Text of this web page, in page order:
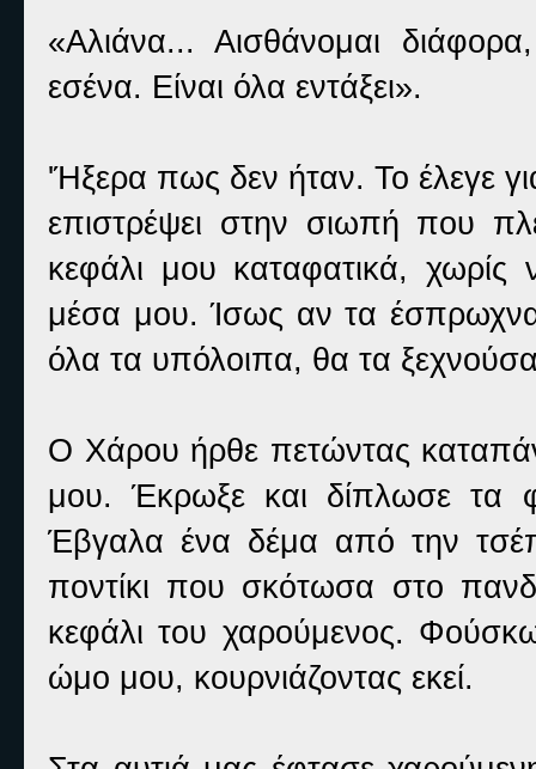
«Αλιάνα... Αισθάνομαι
εσένα. Είναι όλα εντάξει».
'Ήξερα πως δεν ήταν. Το έλεγε
επιστρέψει στην σιωπή που
κεφάλι μου καταφατικά,
μέσα μου. Ίσως αν τα
όλα τα υπόλοιπα, θα τα
Ο Χάρου ήρθε πετώντας
μου. Έκρωξε και δίπλωσε τα
Έβγαλα ένα δέμα από την
ποντίκι που σκότωσα στο
κεφάλι του χαρούμενος.
ώμο μου, κουρνιάζοντας εκεί.